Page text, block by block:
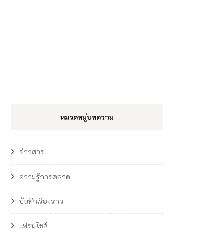
หมวดหมู่บทความ
ข่าวสาร
ความรู้การตลาด
บันทึกเรื่องราว
แฟรนไชส์